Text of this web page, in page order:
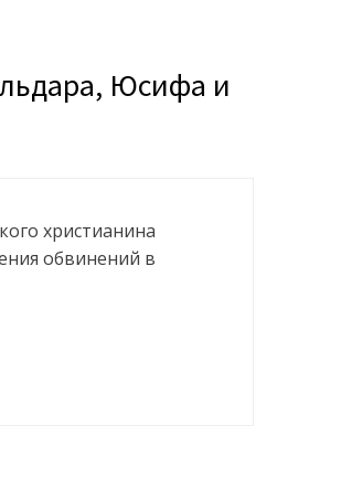
Юсифа и
христианина
обвинений в